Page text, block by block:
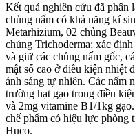
Kết quả nghiên cứu đã phân
chủng nấm có khả năng kí
Metarhizium, 02 chủng
chủng Trichoderma; xác
và giữ các chủng nấm gốc,
mật số cao ở điều kiện nhiệt
ánh sáng tự nhiên. Các nấm
trường hạt gạo trong điều
và 2mg vitamine B1/1kg
chế phẩm có hiệu lực phòng
Huco.